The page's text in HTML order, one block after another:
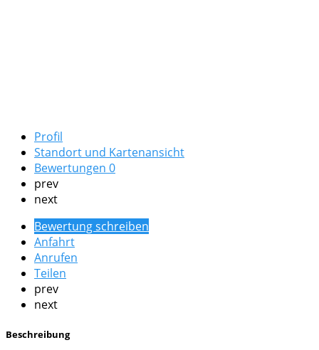
Profil
Standort und Kartenansicht
Bewertungen 0
prev
next
Bewertung schreiben
Anfahrt
Anrufen
Teilen
prev
next
Beschreibung